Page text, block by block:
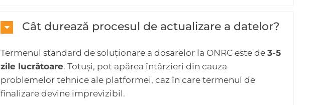
Cât durează procesul de actualizare a datelor?
Termenul standard de soluționare a dosarelor la ONRC este de3-5
zile lucrătoare. Totuși, pot apărea întârzieri din cauza
problemelor tehnice ale platformei, caz în care termenul de
finalizare devine imprevizibil.